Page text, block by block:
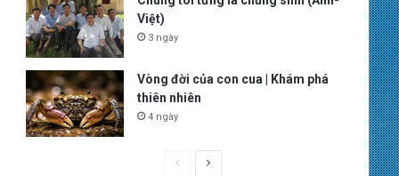
Việt)
3 ngày
Vòng đời của con cua | Khám phá
thiên nhiên
4 ngày